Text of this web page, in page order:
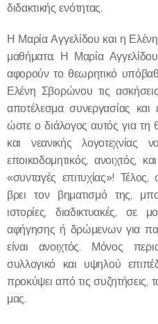
διδακτικής ενότητας.
Η Μαρία Αγγελίδου και η
μαθήματα. Η Μαρία
αφορούν το θεωρητικό
Ελένη Σβορώνου τις
αποτέλεσμα συνεργασίας και
ώστε ο διάλογος αυτός για τη
και νεανικής λογοτεχνίας
εποικοδομητικός, ανοιχτός,
«συνταγές επιτυχίας»!
βρει τον βηματισμό της,
ιστορίες, διαδικτυακές,
αφήγησης ή δρώμενων για
είναι ανοιχτός. Μόνος
συλλογικό και υψηλού
προκύψει από τις συζητήσεις,
μας.